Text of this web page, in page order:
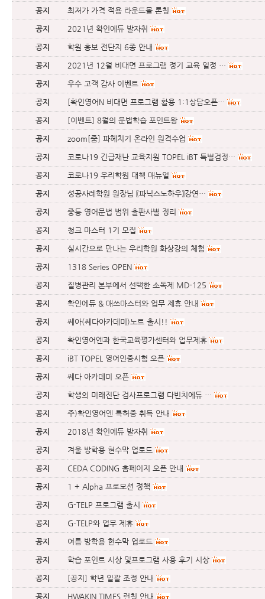
공지 최저가 가격 적용 라운드몰 론칭
공지 2021년 확인에듀 발자취
공지 학원 홍보 전단지 6종 안내
공지 2021년 12월 비대면 프로그램 정기 교육 일정 …
공지 우수 고객 감사 이벤트
공지 [확인영어N 비대면 프로그램 활용 1:1상담오픈…
공지 [이벤트] 8월의 문법학습 포인트왕
공지 zoom[줌] 파헤치기 온라인 원격수업
공지 코로나19 긴급재난 교육지원 TOPEL iBT 특별검정…
공지 코로나19 우리학원 대책 매뉴얼
공지 성공사례학원 원장님 〖파닉스노하우〗강연…
공지 중등 영어문법 범위 출판사별 정리
공지 청크 마스터 1기 모집
공지 실시간으로 만나는 우리학원 화상강의 체험
공지 1318 Series OPEN
공지 질병관리 본부에서 선택한 소독제 MD-125
공지 확인에듀 & 매쓰마스터와 업무 제휴 안내
공지 쎄아(쎄다아카데미)노트 출시!!
공지 확인영어엔과 한국교육평가센터와 업무제휴
공지 iBT TOPEL 영어인증시험 오픈
공지 쎄다 아카데미 오픈
공지 학생의 미래진단 검사프로그램 다빈치에듀 …
공지 주)확인영어엔 특허증 취득 안내
공지 2018년 확인에듀 발자취
공지 겨울 방학용 현수막 업로드
공지 CEDA CODING 홈페이지 오픈 안내
공지 1 + Alpha 프로모션 정책
공지 G-TELP 프로그램 출시
공지 G-TELP와 업무 제휴
공지 여름 방학용 현수막 업로드
공지 학습 포인트 시상 및프로그램 사용 후기 시상
공지 [공지] 학년 일괄 조정 안내
공지 HWAKIN TIMES 런칭 안내